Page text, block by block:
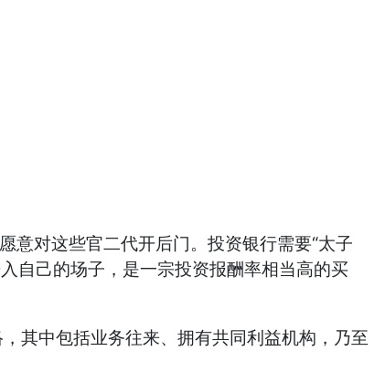
对这些官二代开后门。投资银行需要“太子
自己的场子，是一宗投资报酬率相当高的买
其中包括业务往来、拥有共同利益机构，乃至